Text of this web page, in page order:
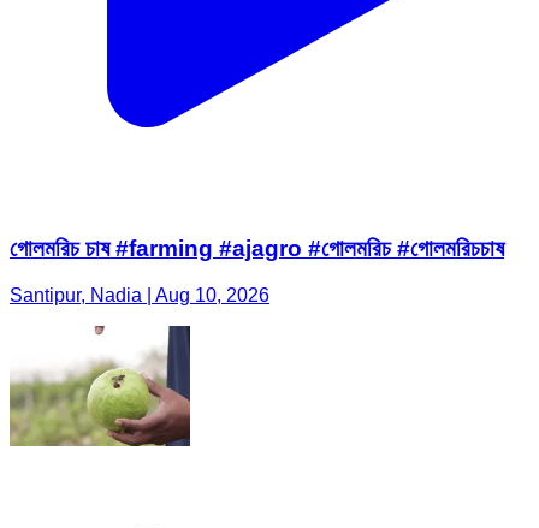
গোলমরিচ চাষ #farming #ajagro #গোলমরিচ #গোলমরিচচাষ
Santipur, Nadia | Aug 10, 2026